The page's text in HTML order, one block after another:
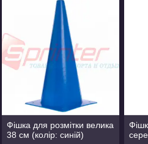
Фішка для розмітки велика
38 см (колір: синій)